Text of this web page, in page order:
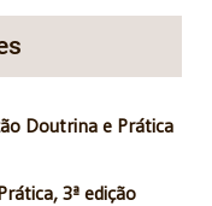
Doutrina e Prática
3ª edição